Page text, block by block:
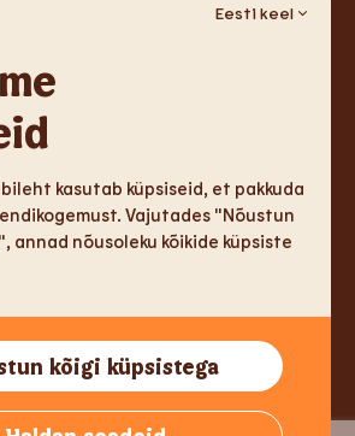
Eesti keel
kasutab küpsiseid, et pakkuda
Vajutades "Nõustun
annad nõusoleku kõikide küpsiste
kõigi küpsistega
Ligipääsetavus
Facebook
Instagram
Burger King Corporation. Kõik õigused
14775213, Sadama 5, 10111 Tallinn,